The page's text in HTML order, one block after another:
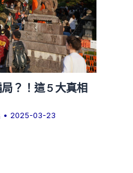
？！這 5 大真相
• 2025-03-23